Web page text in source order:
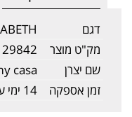
דגם
מק"ט מוצר
29842
שם יצרן
casa
זמן אספקה
14 ימי עסקים